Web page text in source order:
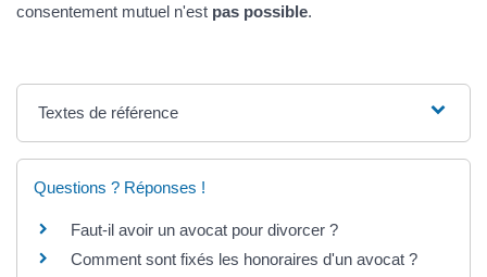
consentement mutuel n'est pas possible.
Textes de référence
Questions ? Réponses !
Faut-il avoir un avocat pour divorcer ?
Comment sont fixés les honoraires d'un avocat ?